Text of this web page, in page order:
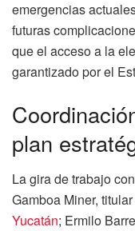
emergencias
futuras
que el acceso a la
garantizado por el
plan
La gira de trabajo
Gamboa Miner,
Yucatán; Ermilo